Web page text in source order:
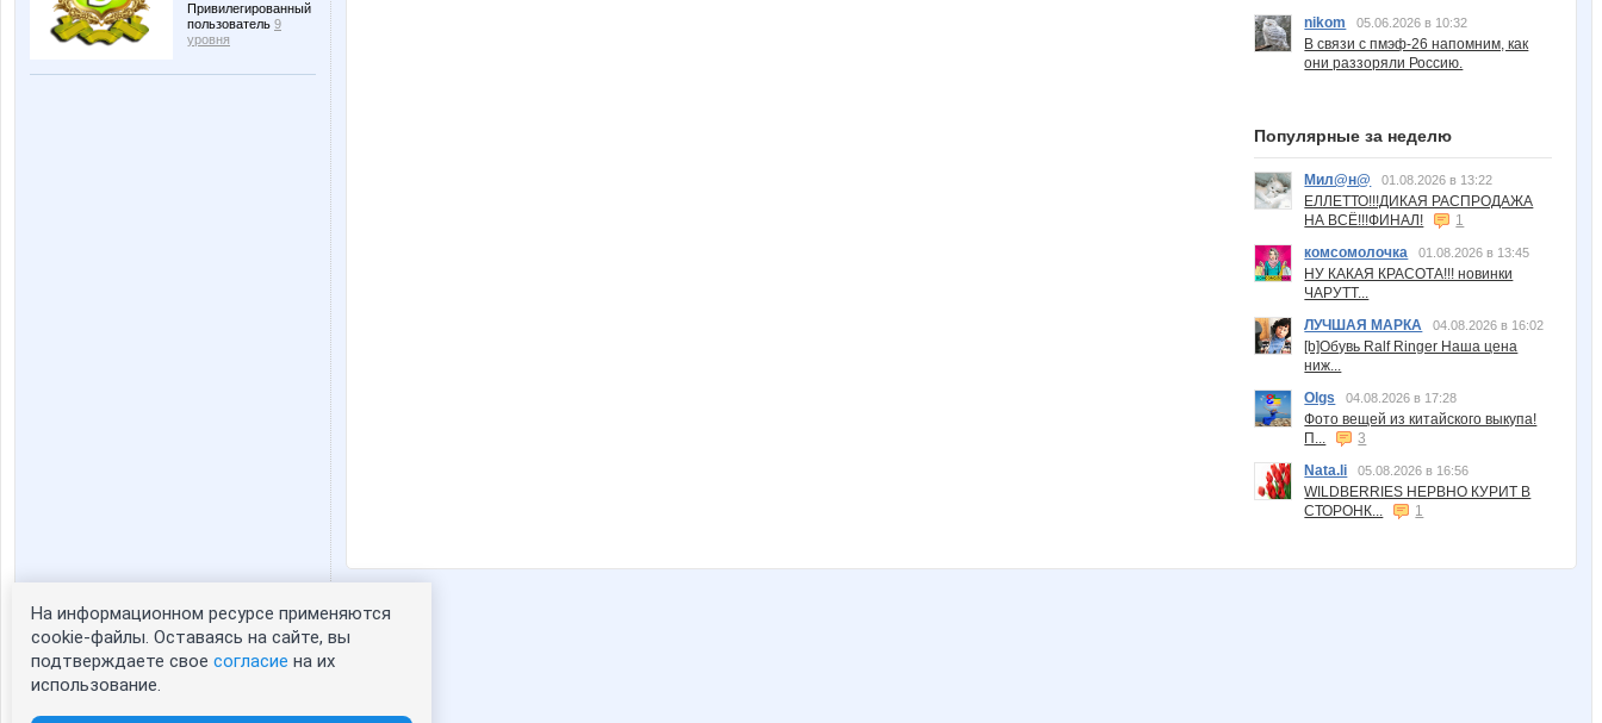
Привилегированный
пользователь 9
уровня
Статистика портрета:
сейчас просматривают портрет - 0
зарегистрированные пользователи
nikom
05.06.2026 в 10:32
В связи с пмэф-26 напомним, как
они раззоряли Россию.
Популярные за неделю
Мил@н@ 01.08.2026 в 13:22
ЕЛЛЕТТО!!!ДИКАЯ РАСПРОДАЖА
НА ВСЁ!!!ФИНАЛ!
1
комсомолочка
01.08.2026 в 13:45
НУ КАКАЯ КРАСОТА!!! новинки
ЧАРУТТ...
ЛУЧШАЯ МАРКА
04.08.2026 в 16:02
[b]Обувь Ralf Ringer Наша цена
ниж...
Olgs
04.08.2026 в 17:28
Фото вещей из китайского выкупа!
П...
3
Nata.li
05.08.2026 в 16:56
WILDBERRIES НЕРВНО КУРИТ В
СТОРОНК...
1
На информационном ресурсе применяются
cookie-файлы. Оставаясь на сайте, вы
подтверждаете свое согласие на их
использование.